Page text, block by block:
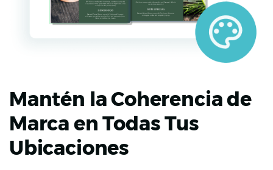
Mantén la Coherencia de
Marca en Todas Tus
Ubicaciones